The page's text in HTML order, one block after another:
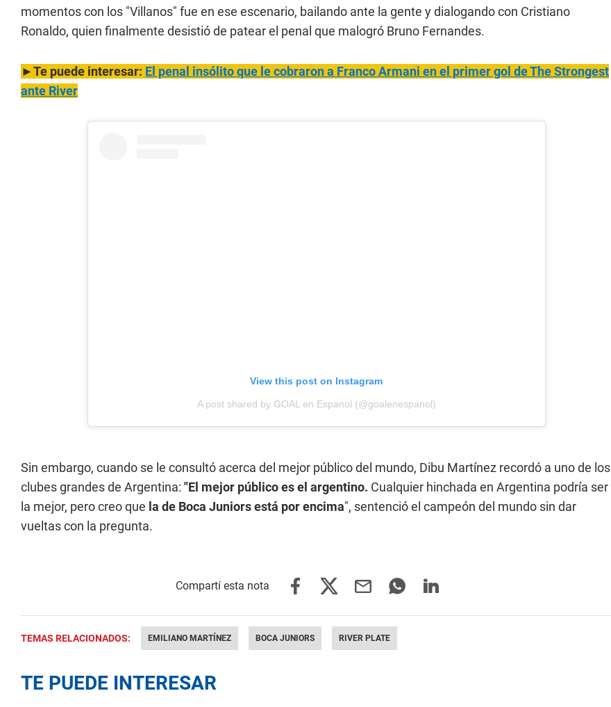
momentos con los "Villanos" fue en ese escenario, bailando ante la gente y dialogando con Cristiano
Ronaldo, quien finalmente desistió de patear el penal que malogró Bruno Fernandes.
►Te puede interesar: El penal insólito que le cobraron a Franco Armani en el primer gol de The Strongest
ante River
View this post on Instagram
A post shared by GOAL en Espanol (@goalenespanol)
Sin embargo, cuando se le consultó acerca del mejor público del mundo, Dibu Martínez recordó a uno de los
clubes grandes de Argentina: "El mejor público es el argentino. Cualquier hinchada en Argentina podría ser
la mejor, pero creo que la de Boca Juniors está por encima", sentenció el campeón del mundo sin dar
vueltas con la pregunta.
TEMAS RELACIONADOS: EMILIANO MARTÍNEZ BOCA JUNIORS RIVER PLATE
TE PUEDE INTERESAR